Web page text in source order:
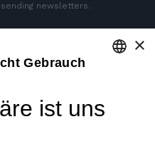
newsletters.
ITALIAN
×
Gebrauch
ist uns